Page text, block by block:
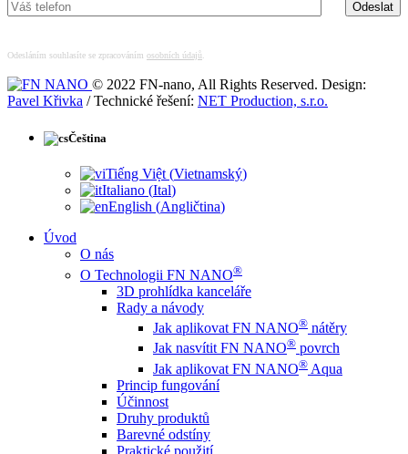
Odesláním souhlasíte se zpracováním osobních údajů
© 2022 FN-nano, All Rights Reserved. Design:
Pavel Křivka / Technické řešení: NET Production, s.r.o.
Čeština
Tiếng Việt (Vietnamský)
Italiano (Ital)
English (Angličtina)
Úvod
O nás
O Technologii FN NANO®
3D prohlídka kanceláře
Rady a návody
Jak aplikovat FN NANO® nátěry
Jak nasvítit FN NANO® povrch
Jak aplikovat FN NANO® Aqua
Princip fungování
Účinnost
Druhy produktů
Barevné odstíny
Praktické použití